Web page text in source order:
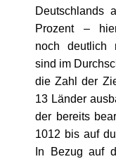
Deutschlands
Prozent –
noch deutlich
sind im
die Zahl der
13 Länder
der bereits
1012 bis auf
In Bezug auf